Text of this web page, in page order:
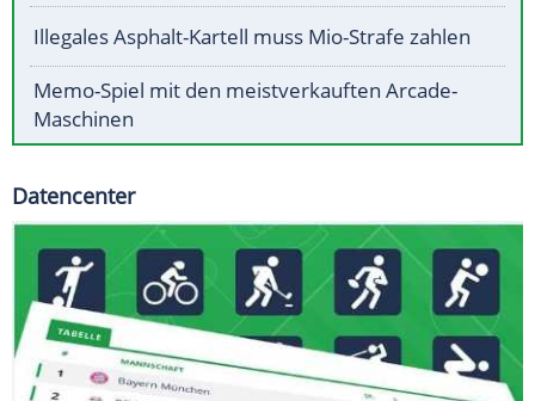
Illegales Asphalt-Kartell muss Mio-Strafe zahlen
Memo-Spiel mit den meistverkauften Arcade-
Maschinen
Datencenter